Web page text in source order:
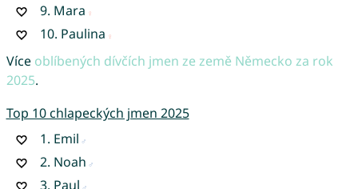
9. Mara
10. Paulina
Více oblíbených dívčích jmen ze země Německo za rok
2025.
Top 10 chlapeckých jmen 2025
1. Emil
2. Noah
3. Paul